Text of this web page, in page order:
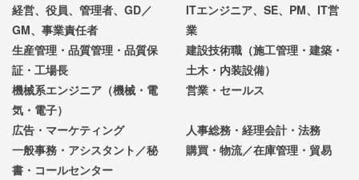
経営、役員、管理者、GD／
GM、事業責任者
ITエンジニア、SE、PM、IT営
業
生産管理・品質管理・品質保
証・工場長
建設技術職（施工管理・建築・
土木・内装設備）
機械系エンジニア（機械・電
気・電子）
営業・セールス
広告・マーケティング
人事総務・経理会計・法務
一般事務・アシスタント／秘
書・コールセンター
購買・物流／在庫管理・貿易